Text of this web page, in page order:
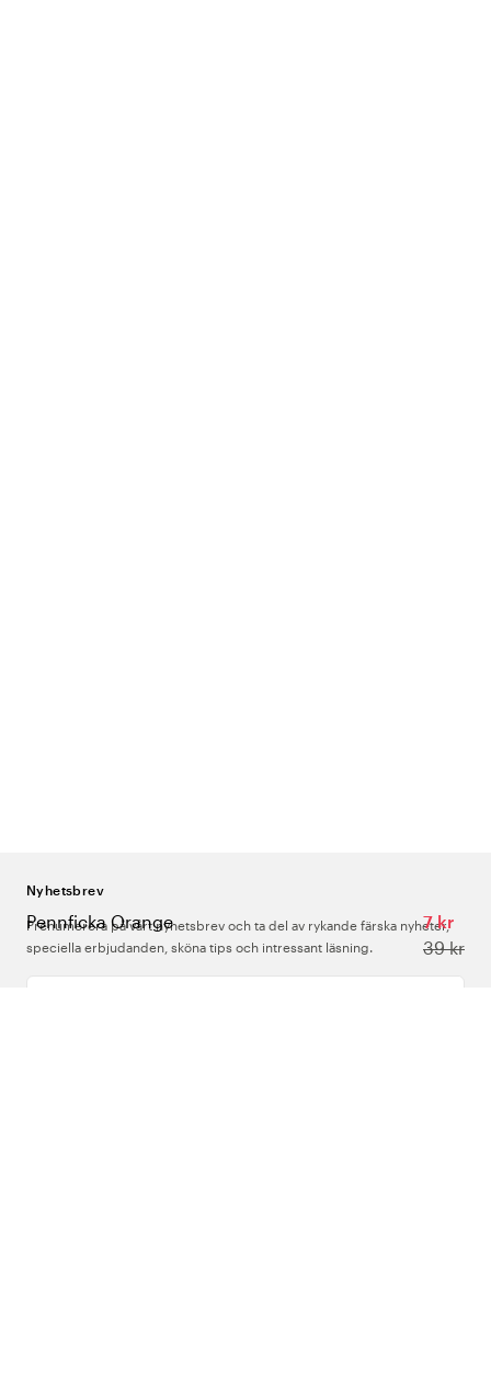
Pennficka Orange
7 kr
39 kr
Nyhetsbrev
Prenumerera på vårt nyhetsbrev och ta del av rykande färska nyheter,
speciella erbjudanden, sköna tips och intressant läsning.
Ange din e-postadress